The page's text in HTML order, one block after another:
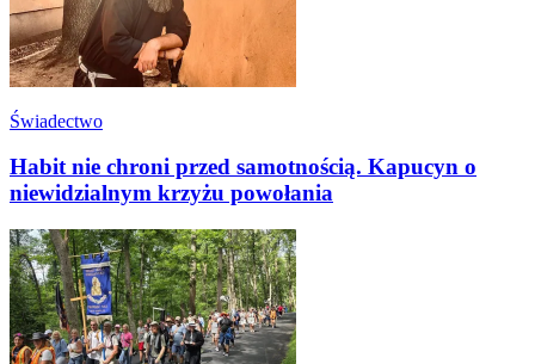
Świadectwo
Habit nie chroni przed samotnością. Kapucyn o
niewidzialnym krzyżu powołania